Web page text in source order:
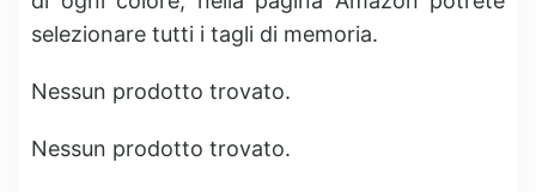
selezionare tutti i tagli di memoria.
Nessun prodotto trovato.
Nessun prodotto trovato.